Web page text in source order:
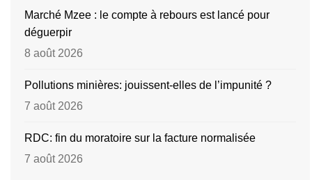
Marché Mzee : le compte à rebours est lancé pour
déguerpir
8 août 2026
Pollutions minières: jouissent-elles de l’impunité ?
7 août 2026
RDC: fin du moratoire sur la facture normalisée
7 août 2026